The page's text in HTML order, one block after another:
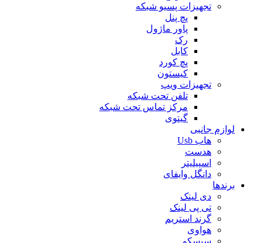
تجهیزات پسیو شبکه
پچ پنل
پاور ماژول
رک
کابل
پچ کورد
کیستون
تجهیزات ویپ
تلفن تحت شبکه
مرکز تماس تحت شبکه
گیتوی
لوازم جانبی
هاب Usb
هدست
اسپیلیتر
دانگل وایفای
برندها
دی لینک
تی پی لینک
گرند استریم
هواوی